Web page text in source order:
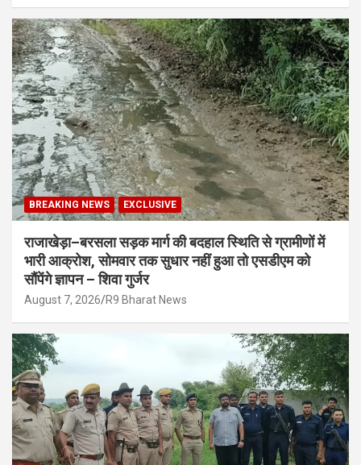
BREAKING NEWS EXCLUSIVE
राजाखेड़ा–बरसला सड़क मार्ग की बदहाल स्थिति से ग्रामीणों में
भारी आक्रोश, सोमवार तक सुधार नहीं हुआ तो एसडीएम को
सौंपेंगे ज्ञापन – शिवा गुर्जर
August 7, 2026 R9 Bharat News